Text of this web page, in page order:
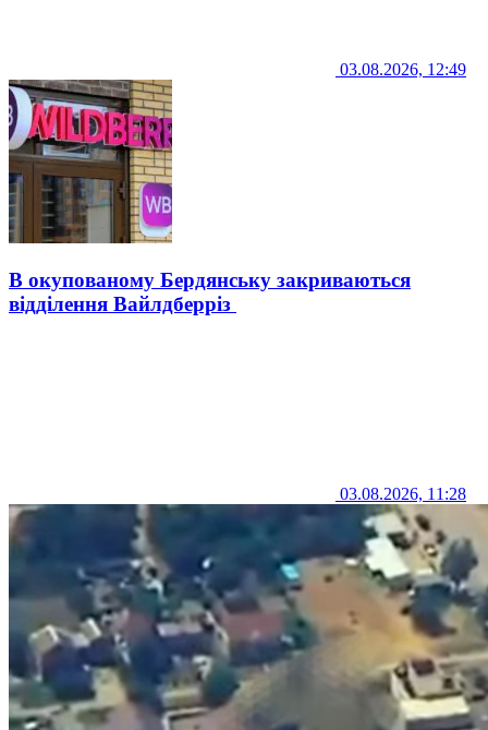
03.08.2026, 12:49
В окупованому Бердянську закриваються
відділення Вайлдберріз
03.08.2026, 11:28